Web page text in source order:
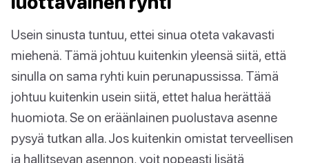
Usein sinusta tuntuu, ettei sinua oteta vakavasti
miehenä. Tämä johtuu kuitenkin yleensä siitä, että
sinulla on sama ryhti kuin perunapussissa. Tämä
johtuu kuitenkin usein siitä, ettet halua herättää
huomiota. Se on eräänlainen puolustava asenne
pysyä tutkan alla. Jos kuitenkin omistat terveellisen
ja hallitsevan asennon, voit nopeasti lisätä